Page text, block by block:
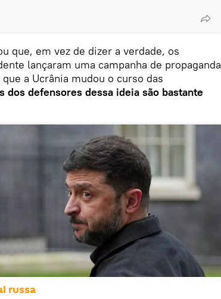
que, em vez de dizer a verdade, os
lançaram uma campanha de propaganda
a Ucrânia mudou o curso das
dos defensores dessa ideia são bastante
russa